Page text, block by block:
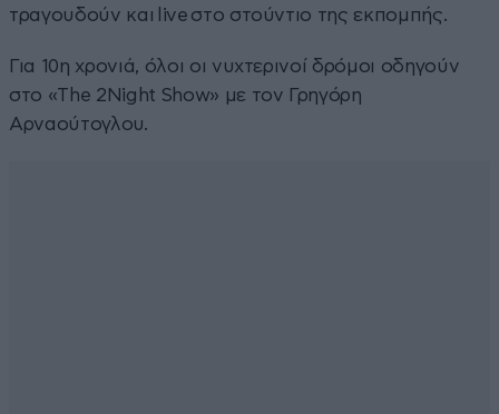
τραγουδούν και live στο στούντιο της εκπομπής.
Για 10η χρονιά, όλοι οι νυχτερινοί δρόμοι οδηγούν
στο «The 2Νight Show» με τον Γρηγόρη
Αρναούτογλου.